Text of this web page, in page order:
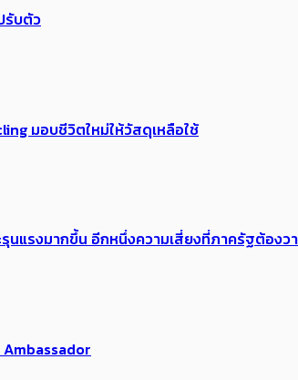
รับตัว
มอบชีวิตใหม่ให้วัสดุเหลือใช้
นแรงมากขึ้น อีกหนึ่งความเสี่ยงที่ภาครัฐต้อง
Ambassador